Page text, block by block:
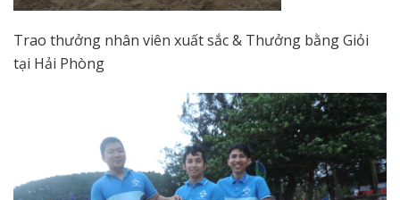
Trao thưởng nhân viên xuất sắc & Thưởng bằng Giỏi
tại Hải Phòng